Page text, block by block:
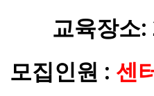
교육장소:
모집인원 : 센